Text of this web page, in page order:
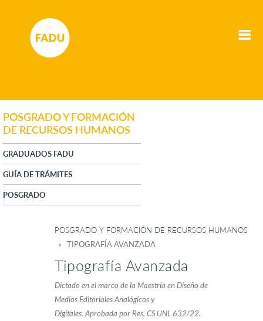
POSGRADO Y FORMACIÓN
DE RECURSOS HUMANOS
GRADUADOS FADU
GUÍA DE TRÁMITES
POSGRADO
POSGRADO Y FORMACIÓN DE RECURSOS HUMANOS
» TIPOGRAFÍA AVANZADA
Tipografía Avanzada
Dictado en el marco de la Maestría en Diseño de
Medios Editoriales Analógicos y
Digitales. Aprobada por Res. CS UNL 632/22.